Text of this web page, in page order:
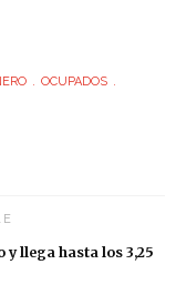
OCUPADOS
llega hasta los 3,25